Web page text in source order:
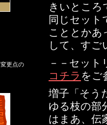
更点の
きいところ
同じセット
こととかあ
して、す
－－セッ
コチラ をご
増子「そう
ゆる枝の部
はまあ、伝